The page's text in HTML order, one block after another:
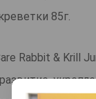
85г.
Rabbit & Krill